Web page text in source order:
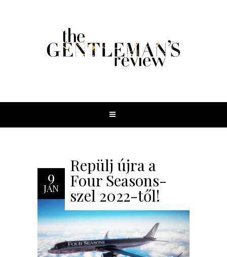
9
JAN
Repülj újra a
Four Seasons-
szel 2022-től!